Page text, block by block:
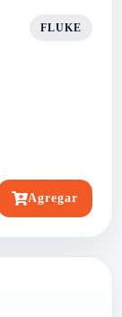
FLUKE
Agregar